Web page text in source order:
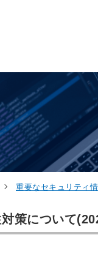
重要なセキュリティ
策について